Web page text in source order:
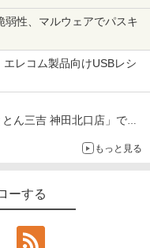
性、マルウェアでパスキ
レコム製品向けUSBレシ
ん三吉 神田北口店」で
怒られたからではないもっと見る
ーする